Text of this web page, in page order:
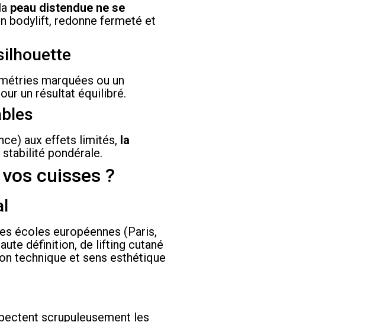
peau distendue ne se
bodylift, redonne fermeté et
marquées ou un
un résultat équilibré.
aux effets limités, la
stabilité pondérale.
cuisses ?
écoles européennes (Paris,
définition, de lifting cutané
technique et sens esthétique
scrupuleusement les